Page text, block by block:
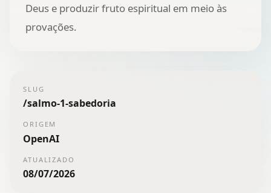
Deus e produzir fruto espiritual em meio às
provações.
SLUG
/salmo-1-sabedoria
ORIGEM
OpenAI
ATUALIZADO
08/07/2026